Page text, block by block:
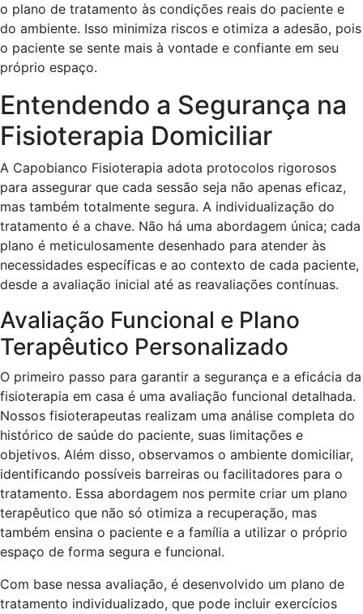
o plano de tratamento às condições reais do paciente e
do ambiente. Isso minimiza riscos e otimiza a adesão, pois
o paciente se sente mais à vontade e confiante em seu
próprio espaço.
Entendendo a Segurança na
Fisioterapia Domiciliar
A Capobianco Fisioterapia adota protocolos rigorosos
para assegurar que cada sessão seja não apenas eficaz,
mas também totalmente segura. A individualização do
tratamento é a chave. Não há uma abordagem única; cada
plano é meticulosamente desenhado para atender às
necessidades específicas e ao contexto de cada paciente,
desde a avaliação inicial até as reavaliações contínuas.
Avaliação Funcional e Plano
Terapêutico Personalizado
O primeiro passo para garantir a segurança e a eficácia da
fisioterapia em casa é uma avaliação funcional detalhada.
Nossos fisioterapeutas realizam uma análise completa do
histórico de saúde do paciente, suas limitações e
objetivos. Além disso, observamos o ambiente domiciliar,
identificando possíveis barreiras ou facilitadores para o
tratamento. Essa abordagem nos permite criar um plano
terapêutico que não só otimiza a recuperação, mas
também ensina o paciente e a família a utilizar o próprio
espaço de forma segura e funcional.
Com base nessa avaliação, é desenvolvido um plano de
tratamento individualizado, que pode incluir exercícios